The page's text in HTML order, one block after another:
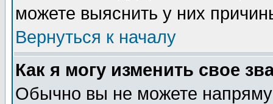
можете выяснить у них
Вернуться к началу
Как я могу изменить свое
Обычно вы не можете